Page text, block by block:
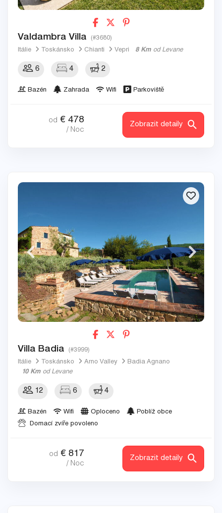
Valdambra Villa (#3680)
Itálie Toskánsko Chianti Vepri 8 Km od Levane
6 4 2
Bazén Zahrada Wifi Parkoviště
od € 478
/ Noc
Zobrazit detaily
Villa Badia (#3999)
Itálie Toskánsko Arno Valley
Badia Agnano
10 Km od Levane
12 6 4
Bazén Wifi Oploceno
Poblíž obce
Domací zvíře povoleno
od € 817
/ Noc
Zobrazit detaily